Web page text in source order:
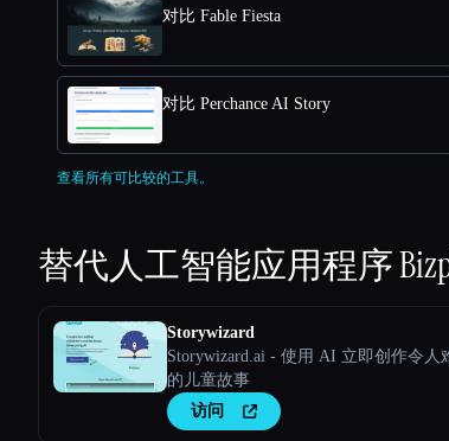
对比 Fable Fiesta
对比 Perchance AI Story
查看所有可比较的工具。
替代人工智能应用程序
Storywizard
Storywizard.ai - 使用 AI 立即创作令人
的儿童故事
访问